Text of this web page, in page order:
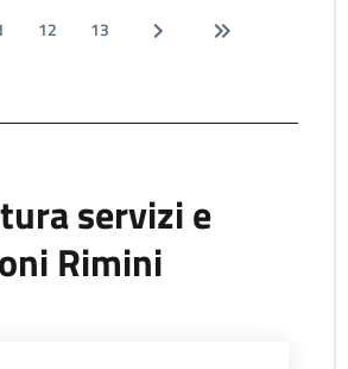
12 13
servizi e
Rimini